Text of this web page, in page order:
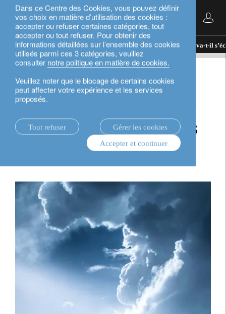
Dans ce Centre des Cookies, vous pouvez définir
vos choix en matière d’utilisation des cookies :
accepter ou refuser certaines catégories, tout
accepter ou tout refuser. Pour obtenir des
informations détaillées sur l’ensemble des cookies
utilisés parmi ces 3 catégories, veuillez
consulter notre politique en matière de cookies.
Veuillez noter que le blocage de certains cookies
peut affecter votre expérience et les services
proposés.
Tout refuser
Gérer les cookies
Accepter et continuer
Français
actualités. perspectives d’investissement Le ciel va-t-il
perspectives d’investissement
Le ciel va-t-il s’éclaircir
pour les actifs non cotés
en 2024 ?